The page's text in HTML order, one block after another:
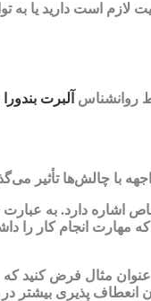
است دارید یا به
روانشناس آلبرت بندورا
با چالش‌ها تأثیر
اشاره دارد. به عبارت
انجام کار را
به عنوان مثال فرض کنید
پذیری بیشتر در